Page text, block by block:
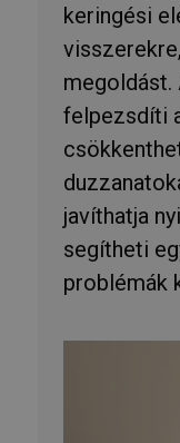
keringési
megoldást.
felpezsdíti
javíthatja
segítheti
problémák